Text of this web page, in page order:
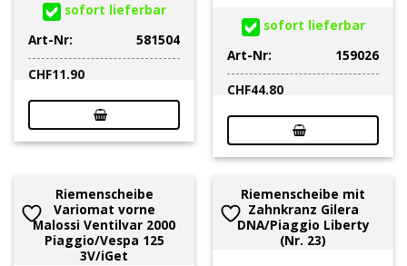
sofort lieferbar
Art-Nr:
581504
CHF11.90
sofort lieferbar
Art-Nr:
159026
CHF44.80
Riemenscheibe
Variomat vorne
Malossi Ventilvar 2000
Piaggio/Vespa 125
3V/iGet
Riemenscheibe mit
Zahnkranz Gilera
DNA/Piaggio Liberty
(Nr. 23)